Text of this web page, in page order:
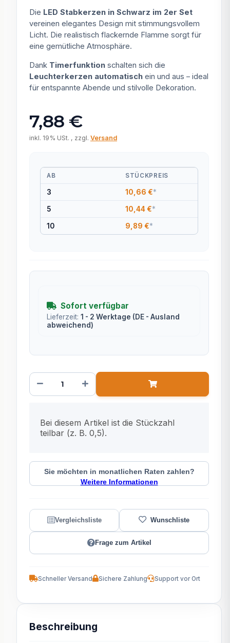
Die LED Stabkerzen in Schwarz im 2er Set
vereinen elegantes Design mit stimmungsvollem
Licht. Die realistisch flackernde Flamme sorgt für
eine gemütliche Atmosphäre.
Dank Timerfunktion schalten sich die
Leuchterkerzen automatisch ein und aus – ideal
für entspannte Abende und stilvolle Dekoration.
7,88 €
inkl. 19% USt. , zzgl. Versand
AB STÜCKPREIS
3 10,66 €*
5 10,44 €*
10 9,89 €*
Sofort verfügbar
Lieferzeit: 1 - 2 Werktage (DE - Ausland
abweichend)
Bei diesem Artikel ist die Stückzahl
teilbar (z. B. 0,5).
Sie möchten in monatlichen Raten zahlen?
Weitere Informationen
Frage zum Artikel
Schneller Versand Sichere Zahlung Support vor Ort
Beschreibung